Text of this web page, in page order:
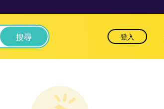
搜尋 登入